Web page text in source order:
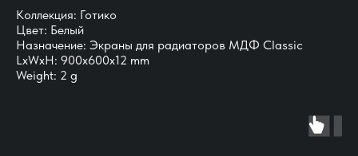
Коллекция: Готико
Цвет: Белый
Назначение: Экраны для радиаторов МДФ Classic
LxWxH: 900x600x12 mm
Weight: 2 g